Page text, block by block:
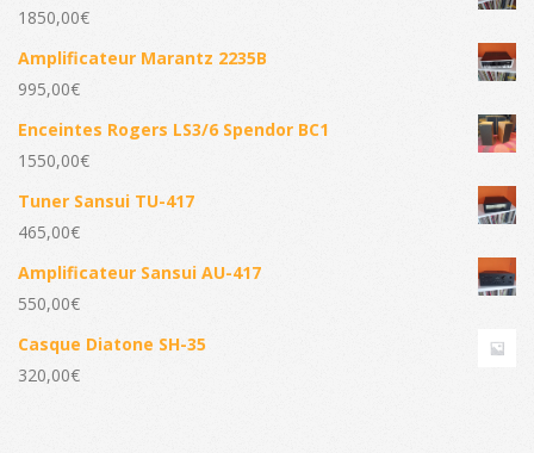
1850,00€
Amplificateur Marantz 2235B
995,00€
Enceintes Rogers LS3/6 Spendor BC1
1550,00€
Tuner Sansui TU-417
465,00€
Amplificateur Sansui AU-417
550,00€
Casque Diatone SH-35
320,00€